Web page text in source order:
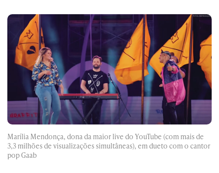
Marília Mendonça, dona da maior live do YouTube (com mais de
3,3 milhões de visualizações simultâneas), em dueto com o cantor
pop Gaab